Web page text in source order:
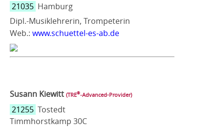
21035 Hamburg
Dipl.-Musiklehrerin, Trompeterin
Web.: www.schuettel-es-ab.de
Susann Kiewitt (TRE®‑Advanced-Provider)
21255 Tostedt
Timmhorstkamp 30C